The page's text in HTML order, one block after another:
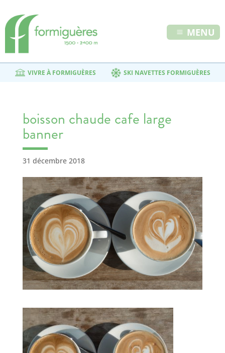
MENU
VIVRE À FORMIGUÈRES SKI NAVETTES FORMIGUÈRES
boisson chaude cafe large
banner
31 décembre 2018